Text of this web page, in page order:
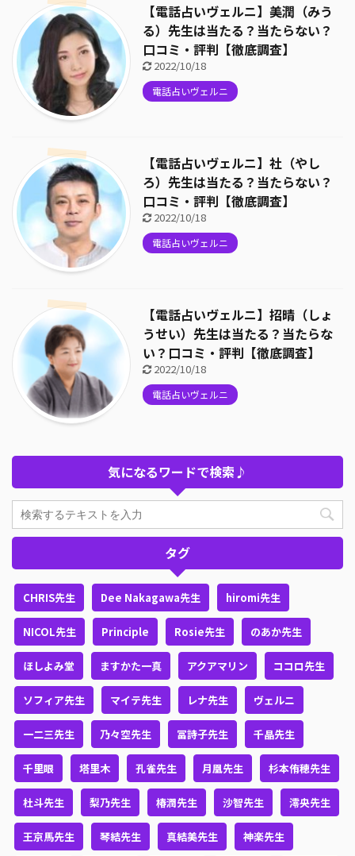
【電話占いヴェルニ】美潤（みう
る）先生は当たる？当たらない？
口コミ・評判【徹底調査】
2022/10/18
電話占いヴェルニ
【電話占いヴェルニ】社（やし
ろ）先生は当たる？当たらない？
口コミ・評判【徹底調査】
2022/10/18
電話占いヴェルニ
【電話占いヴェルニ】招晴（しょ
うせい）先生は当たる？当たらな
い？口コミ・評判【徹底調査】
2022/10/18
電話占いヴェルニ
気になるワードで検索♪
タグ
CHRIS先生 Dee Nakagawa先生 hiromi先生
NICOL先生 Principle Rosie先生 のあか先生
ほしよみ堂 ますかた一真 アクアマリン ココロ先生
ソフィア先生 マイテ先生 レナ先生 ヴェルニ
一二三先生 乃々空先生 冨詩子先生 千晶先生
千里眼 塔里木 孔雀先生 月凰先生 杉本侑穂先生
杜斗先生 梨乃先生 椿潤先生 沙智先生 澪央先生
王京馬先生 琴結先生 真結美先生 神楽先生